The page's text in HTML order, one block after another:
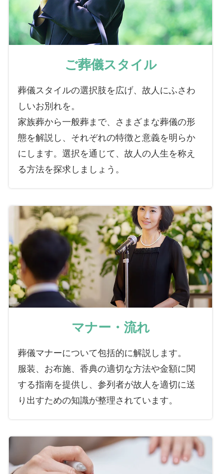
ご葬儀スタイル
葬儀スタイルの選択肢を広げ、故人にふさわ
しいお別れを。
家族葬から一般葬まで、さまざまな葬儀の形
態を解説し、それぞれの特徴と意義を明らか
にします。選択を通じて、故人の人生を称え
る方法を探求しましょう。
マナー・流れ
葬儀マナーについて包括的に解説します。
服装、お布施、香典の適切な方法や金額に関
する指南を提供し、参列者が故人を適切に送
り出すための知識が整理されています。